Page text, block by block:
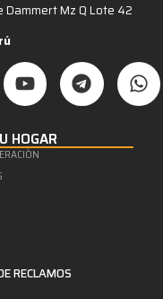
Dammert Mz Q Lote 42
HOGAR
RECLAMOS